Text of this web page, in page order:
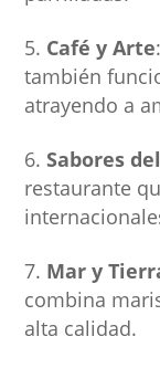
Café y Arte
también
atrayendo a
Sabores
restaurante
Mar y
combina
alta calidad.